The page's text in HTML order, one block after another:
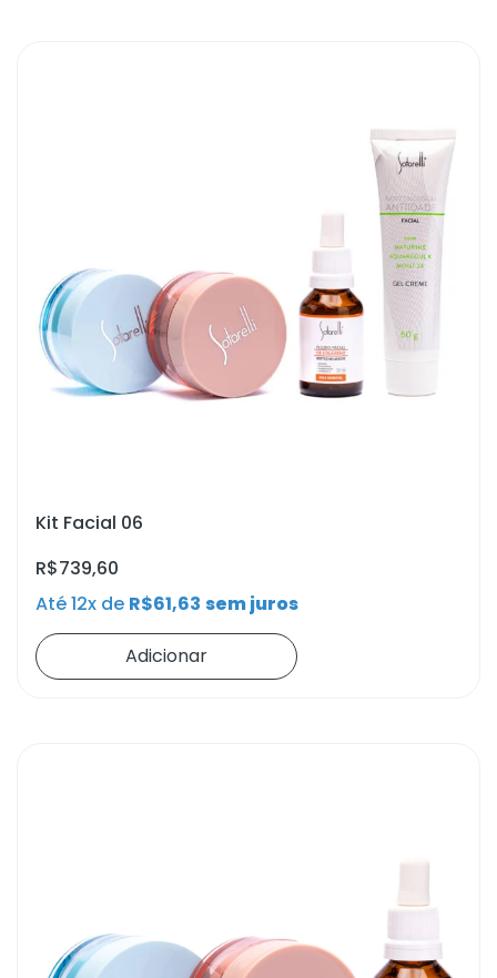
Kit Facial 06
R$739,60
Até 12x de R$61,63 sem juros
Adicionar